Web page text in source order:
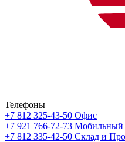
Телефоны
+7 812 325-43-50 Офис
+7 921 766-72-73 Мобильный
+7 812 335-42-50 Склад и